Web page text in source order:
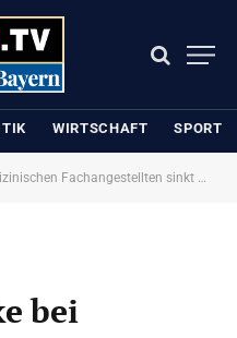
WIRTSCHAFT SPORT
Fachangestellten sinkt deutlich
bei